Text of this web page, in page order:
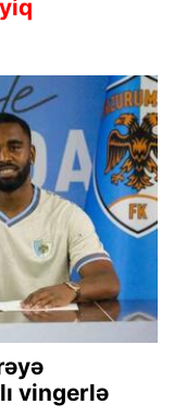
vingerlə